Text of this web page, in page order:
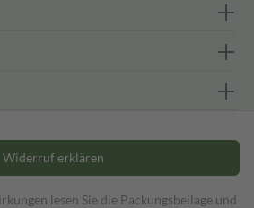
Widerruf erklären
lesen Sie die Packungsbeilage und